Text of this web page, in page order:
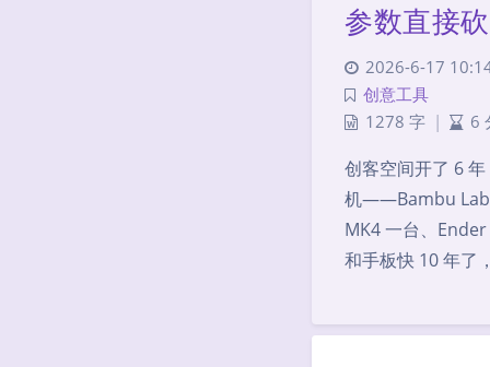
参数直接
2026-6-17
创意工具
1278 字 | 6
创客空间开了 6
机——Bambu Lab
MK4 一台、
和手板快 10 年了